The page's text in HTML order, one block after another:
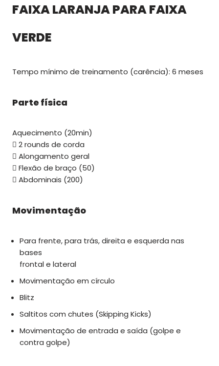
FAIXA LARANJA PARA FAIXA
VERDE
Tempo mínimo de treinamento (carência): 6 meses
Parte física
Aquecimento (20min)
 2 rounds de corda
 Alongamento geral
 Flexão de braço (50)
 Abdominais (200)
Movimentação
Para frente, para trás, direita e esquerda nas
bases
frontal e lateral
Movimentação em círculo
Blitz
Saltitos com chutes (Skipping Kicks)
Movimentação de entrada e saída (golpe e
contra golpe)